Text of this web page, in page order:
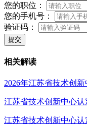
您的职位：
您的手机号：
验证码：
提交
相关解读
2026年江苏省技术创
江苏省技术创新中心
江苏省技术创新中心